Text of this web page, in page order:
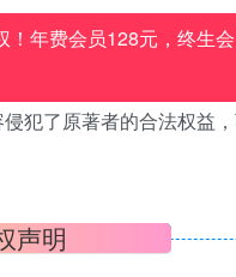
年费会员128元，终生
犯了原著者的合法权益
声明